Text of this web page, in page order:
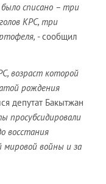
было списано – три
КРС, три
- сообщил
возраст которой
рождения
депутат Бакытжан
просубсидировали
восстания
войны и за